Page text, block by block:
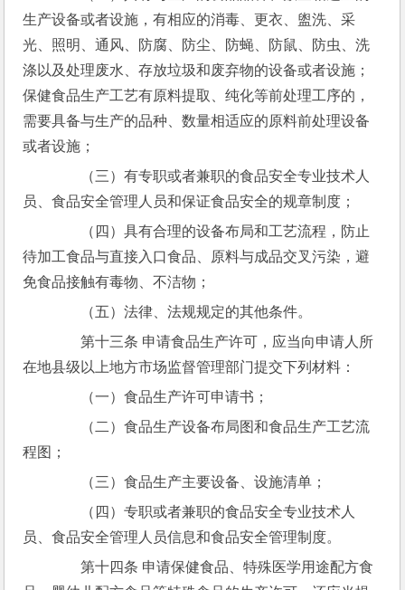
生产设备或者设施，有相应的消毒、更衣、盥洗、采
光、照明、通风、防腐、防尘、防蝇、防鼠、防虫、洗
涤以及处理废水、存放垃圾和废弃物的设备或者设施；
保健食品生产工艺有原料提取、纯化等前处理工序的，
需要具备与生产的品种、数量相适应的原料前处理设备
或者设施；
（三）有专职或者兼职的食品安全专业技术人
员、食品安全管理人员和保证食品安全的规章制度；
（四）具有合理的设备布局和工艺流程，防止
待加工食品与直接入口食品、原料与成品交叉污染，避
免食品接触有毒物、不洁物；
（五）法律、法规规定的其他条件。
第十三条 申请食品生产许可，应当向申请人所
在地县级以上地方市场监督管理部门提交下列材料：
（一）食品生产许可申请书；
（二）食品生产设备布局图和食品生产工艺流
程图；
（三）食品生产主要设备、设施清单；
（四）专职或者兼职的食品安全专业技术人
员、食品安全管理人员信息和食品安全管理制度。
第十四条 申请保健食品、特殊医学用途配方食